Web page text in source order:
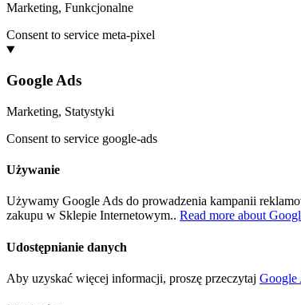
Marketing, Funkcjonalne
Consent to service meta-pixel
Google Ads
Marketing, Statystyki
Consent to service google-ads
Używanie
Używamy Google Ads do prowadzenia kampanii
zakupu w Sklepie Internetowym.. Read more about
Udostępnianie danych
Aby uzyskać więcej informacji, proszę przeczytaj Google